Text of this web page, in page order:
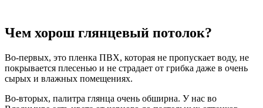
Чем хорош глянцевый потолок?
Во-первых, это пленка ПВХ, которая не пропускает воду, не
покрывается плесенью и не страдает от грибка даже в очень
сырых и влажных помещениях.
Во-вторых, палитра глянца очень обширна. У нас во